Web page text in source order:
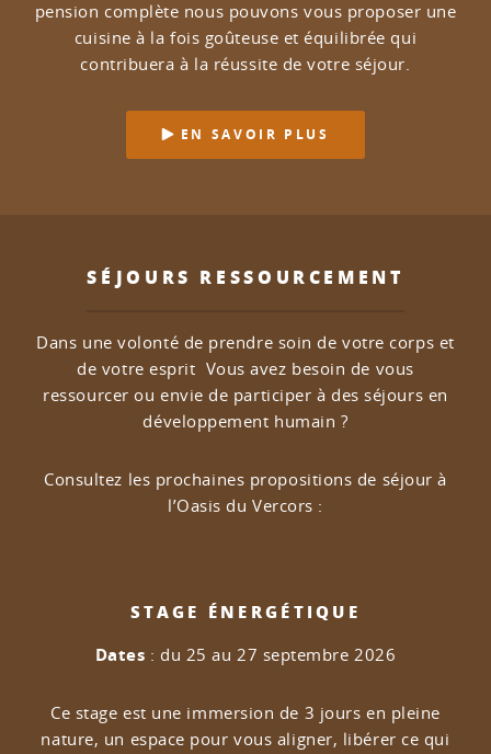
pension complète nous pouvons vous proposer une
cuisine à la fois goûteuse et équilibrée qui
contribuera à la réussite de votre séjour.
EN SAVOIR PLUS
SÉJOURS RESSOURCEMENT
Dans une volonté de prendre soin de votre corps et
de votre esprit Vous avez besoin de vous
ressourcer ou envie de participer à des séjours en
développement humain ?
Consultez les prochaines propositions de séjour à
l’Oasis du Vercors :
STAGE ÉNERGÉTIQUE
Dates : du 25 au 27 septembre 2026
Ce stage est une immersion de 3 jours en pleine
nature, un espace pour vous aligner, libérer ce qui